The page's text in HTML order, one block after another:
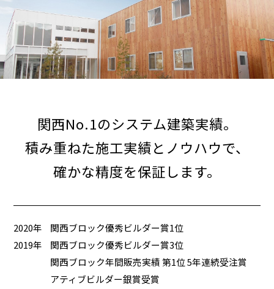
関西No.1のシステム建築実績。
積み重ねた施工実績とノウハウで、
確かな精度を保証します。
2020年
関西ブロック優秀ビルダー賞1位
2019年
関西ブロック優秀ビルダー賞3位
関西ブロック年間販売実績 第1位 5年連続受注賞
アティブビルダー銀賞受賞